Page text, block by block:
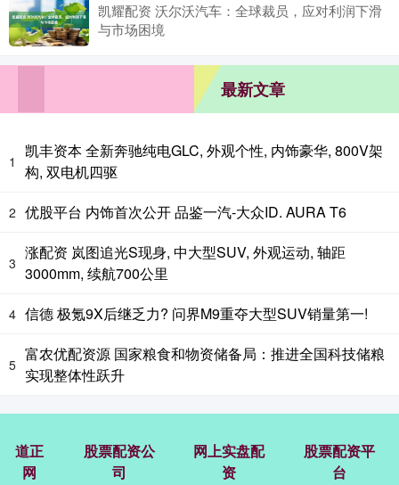
凯耀配资 沃尔沃汽车：全球裁员，应对利润下滑
与市场困境
最新文章
1
凯丰资本 全新奔驰纯电GLC, 外观个性, 内饰豪华, 800V架
构, 双电机四驱
2 优股平台 内饰首次公开 品鉴一汽-大众ID. AURA T6
3
涨配资 岚图追光S现身, 中大型SUV, 外观运动, 轴距
3000mm, 续航700公里
4 信德 极氪9X后继乏力? 问界M9重夺大型SUV销量第一!
5
富农优配资源 国家粮食和物资储备局：推进全国科技储粮
实现整体性跃升
道正
网
股票配资公
司
网上实盘配
资
股票配资平
台